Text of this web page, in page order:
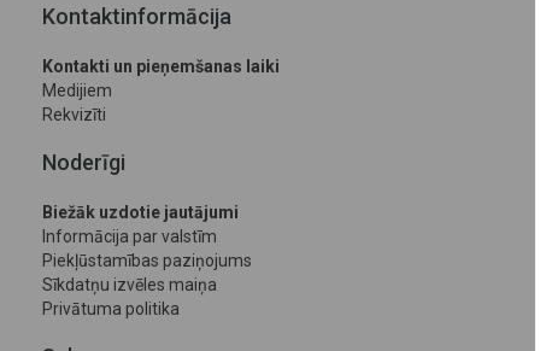
Kontaktinformācija
Kontakti un pieņemšanas laiki
Medijiem
Rekvizīti
Noderīgi
Biežāk uzdotie jautājumi
Informācija par valstīm
Piekļūstamības paziņojums
Sīkdatņu izvēles maiņa
Privātuma politika